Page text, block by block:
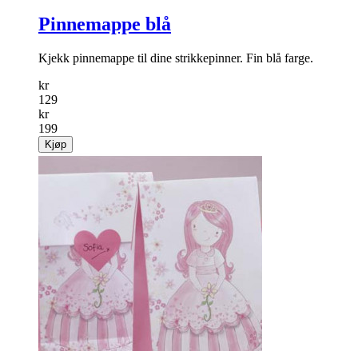
Pinnemappe blå
Kjekk pinnemappe til dine strikkepinner. Fin blå farge.
kr
129
kr
199
Kjøp